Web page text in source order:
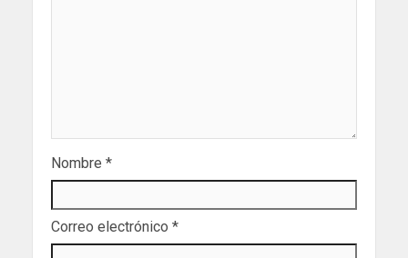
Nombre *
Correo electrónico *